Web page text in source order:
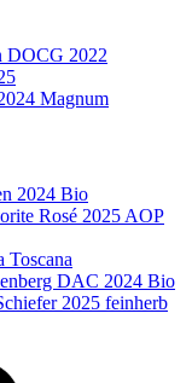
DOCG 2022
Magnum
2024 Bio
Rosé 2025 AOP
Toscana
DAC 2024 Bio
2025 feinherb